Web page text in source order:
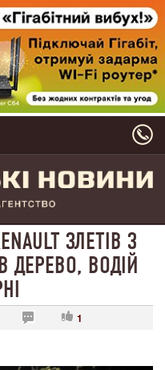
ЗЛЕТІВ З
ДЕРЕВО, ВОДІЙ
1